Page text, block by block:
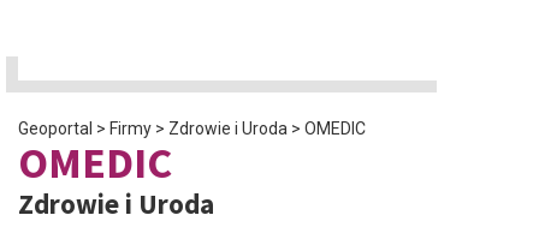
Geoportal > Firmy > Zdrowie i Uroda > OMEDIC
OMEDIC
Zdrowie i Uroda